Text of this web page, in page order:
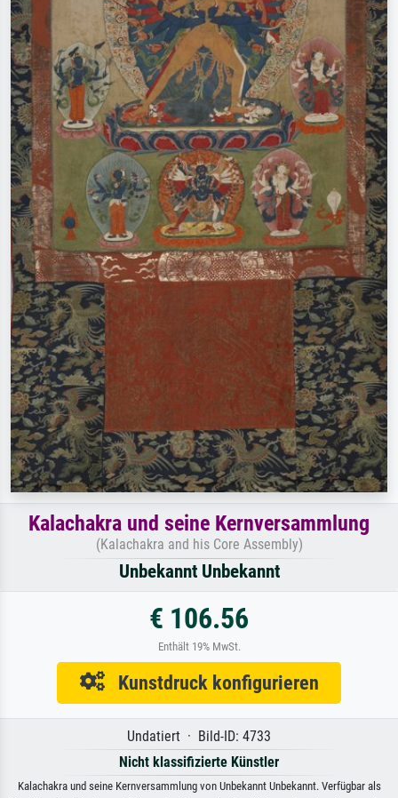
Kalachakra und seine Kernversammlung
(Kalachakra and his Core Assembly)
Unbekannt Unbekannt
€ 106.56
Enthält 19% MwSt.
Kunstdruck konfigurieren
Undatiert · Bild-ID: 4733
Nicht klassifizierte Künstler
Kalachakra und seine Kernversammlung von Unbekannt Unbekannt. Verfügbar als